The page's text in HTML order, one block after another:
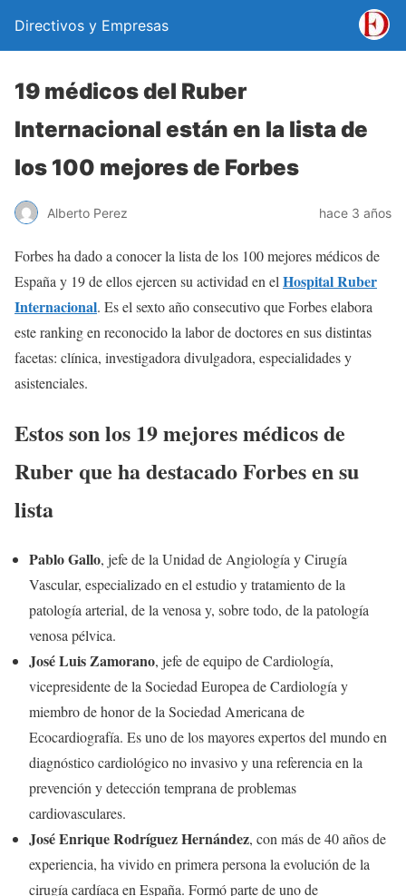
Directivos y Empresas
19 médicos del Ruber
Internacional están en la lista de
los 100 mejores de Forbes
Alberto Perez hace 3 años
Forbes ha dado a conocer la lista de los 100 mejores médicos de
España y 19 de ellos ejercen su actividad en el Hospital Ruber
Internacional. Es el sexto año consecutivo que Forbes elabora
este ranking en reconocido la labor de doctores en sus distintas
facetas: clínica, investigadora divulgadora, especialidades y
asistenciales.
Estos son los 19 mejores médicos de
Ruber que ha destacado Forbes en su
lista
Pablo Gallo, jefe de la Unidad de Angiología y Cirugía
Vascular, especializado en el estudio y tratamiento de la
patología arterial, de la venosa y, sobre todo, de la patología
venosa pélvica.
José Luis Zamorano, jefe de equipo de Cardiología,
vicepresidente de la Sociedad Europea de Cardiología y
miembro de honor de la Sociedad Americana de
Ecocardiografía. Es uno de los mayores expertos del mundo en
diagnóstico cardiológico no invasivo y una referencia en la
prevención y detección temprana de problemas
cardiovasculares.
José Enrique Rodríguez Hernández, con más de 40 años de
experiencia, ha vivido en primera persona la evolución de la
cirugía cardíaca en España. Formó parte de uno de